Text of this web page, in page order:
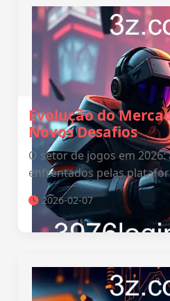
Evolução do
Novos Desafios
O setor de jogos em
enfrentados pelas
2026-02-07